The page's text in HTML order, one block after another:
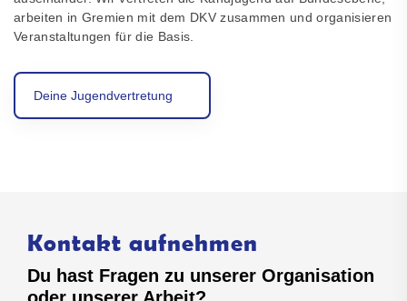
arbeiten in Gremien mit dem DKV zusammen und organisieren
Veranstaltungen für die Basis.
Deine Jugendvertretung
Kontakt aufnehmen
Du hast Fragen zu unserer Organisation